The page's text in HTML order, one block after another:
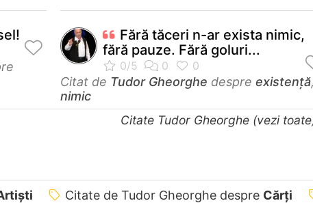
Fără tăceri n-ar exista nimic,
fără pauze. Fără goluri...
Citat de Tudor Gheorghe despre existență
nimic
Citate Tudor Gheorghe (vezi
Citate de Tudor Gheorghe despre Cărți